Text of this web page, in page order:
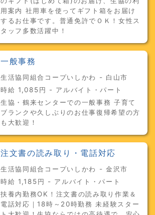
用案内 社用車を使ってギフト箱をお届け
するお仕事です。普通免許でＯＫ！女性ス
タッフ多数活躍中！
一般事務
生活協同組合コープいしかわ - 白山市
時給 1,085円 - アルバイト・パート
生協・鶴来センターでの一般事務 子育て
ブランクや久しぶりのお仕事復帰希望の方
も大歓迎！
注文書の読み取り・電話対応
生活協同組合コープいしかわ - 金沢市
時給 1,185円 - アルバイト・パート
扶養内勤務OK！注文書の読み取り作業＆
電話対応｜18時～20時勤務 未経験スター